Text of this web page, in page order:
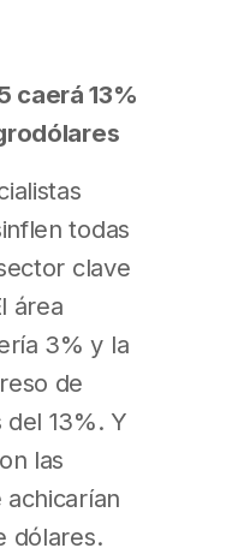
caerá 13%
todas
clave
área
3% y la
de
del 13%. Y
las
dólares.